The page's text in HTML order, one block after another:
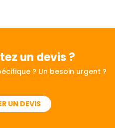
un devis ?
? Un besoin urgent ?
UN DEVIS